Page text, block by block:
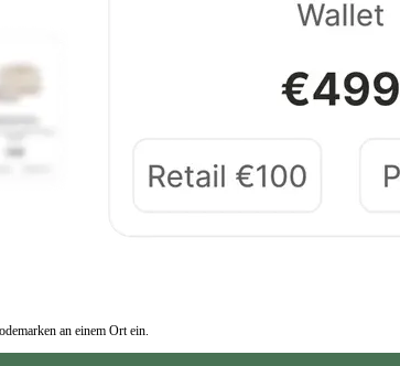
an einem Ort ein.